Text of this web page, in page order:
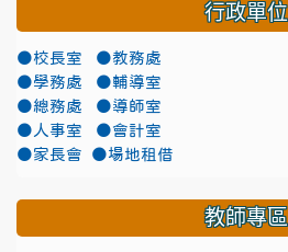
行政單位
●校長室
●教務處
●學務處
●輔導室
●總務處
●導師室
●人事室
●會計室
●家長會
●場地租借
教師專區